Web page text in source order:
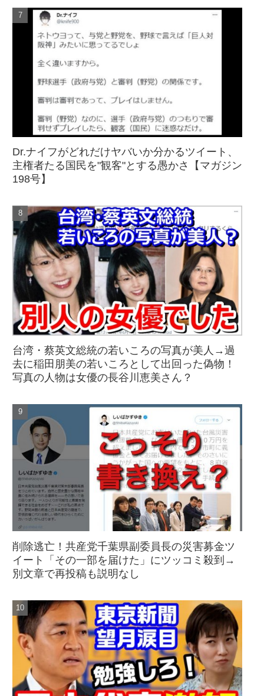
Dr.ナイフがどれだけヤバいか分かるツイート、
主権者たる国民を"観客"とする愚かさ【マガジン
198号】
台湾・蔡英文総統の若いころの写真が美人→過
去に稲田朋美の若いころとして出回った偽物！
写真の人物は女優の長谷川恵美さん？
削除逃亡！共産党千葉県副委員長の災害募金ツ
イート「その一部を届けた」にツッコミ殺到→
別文章で再投稿も説明なし